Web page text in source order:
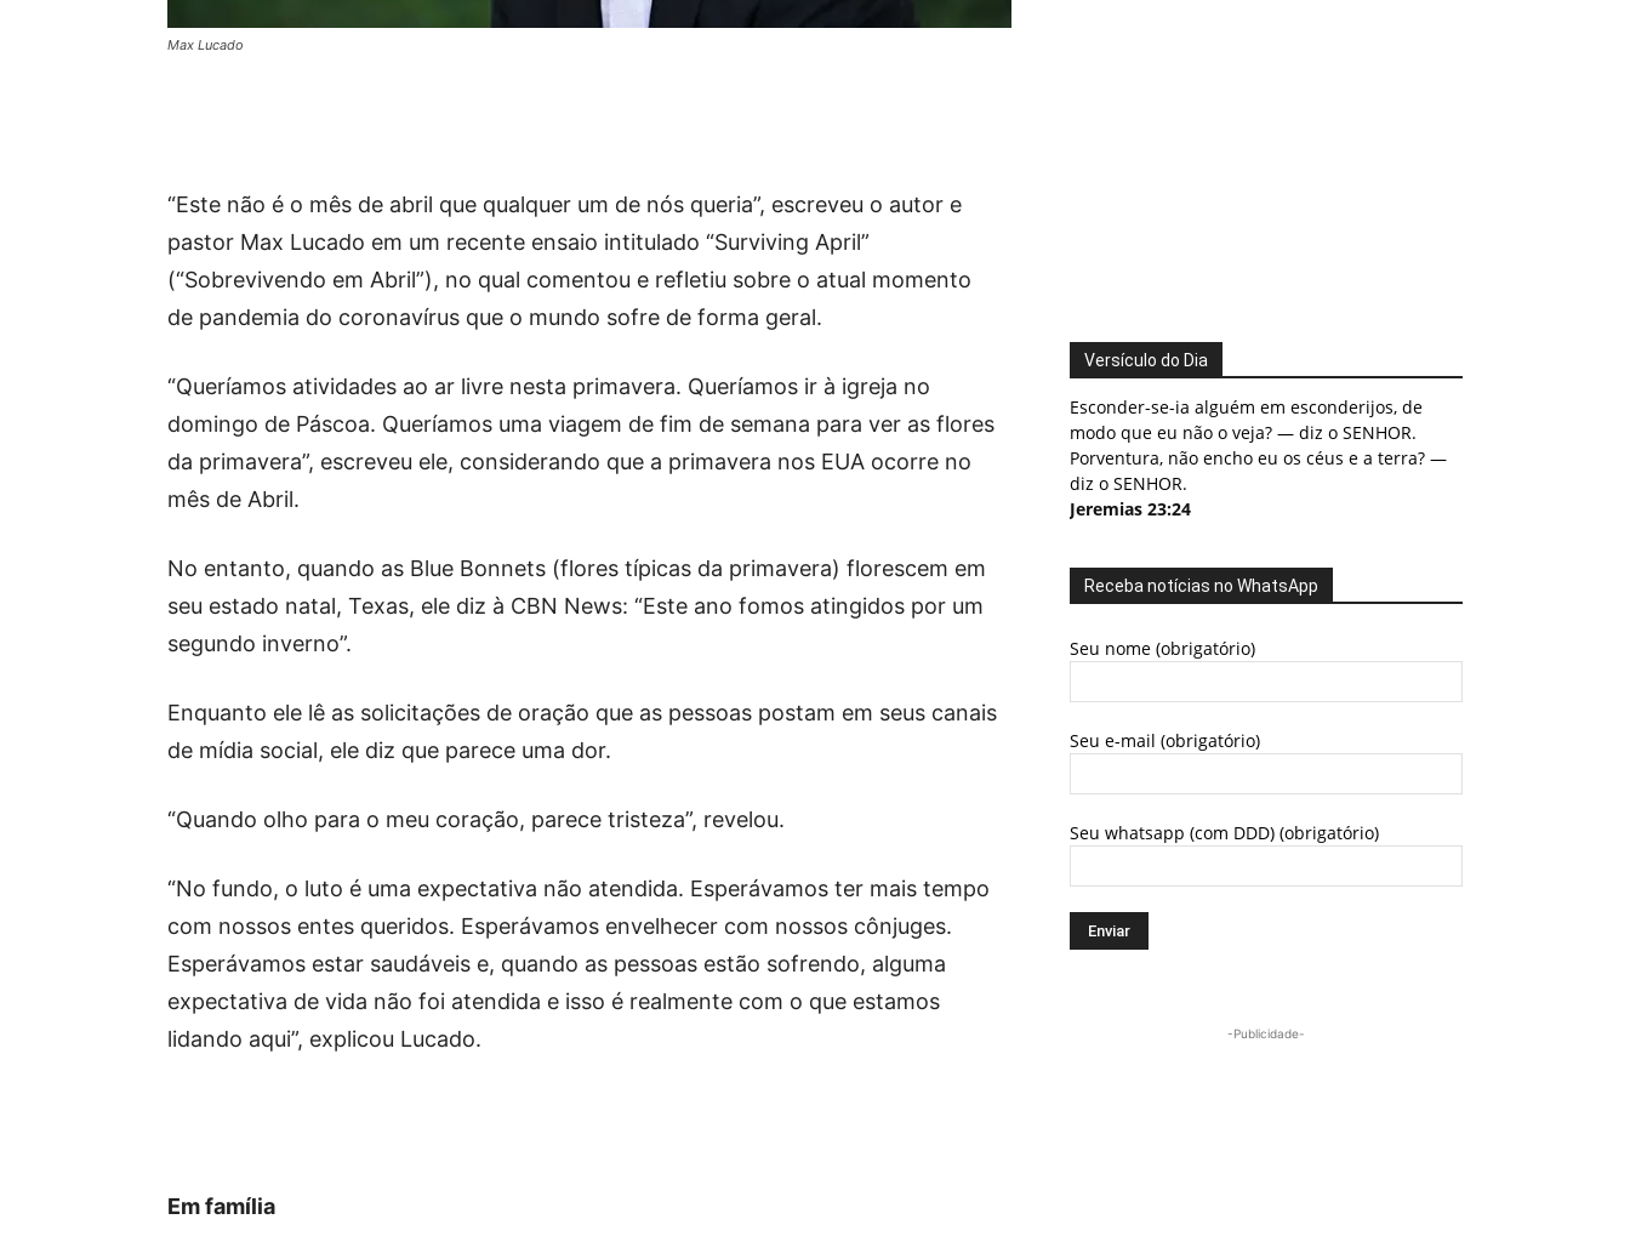
Max Lucado
“Este não é o mês de abril que qualquer um de nós queria”, escreveu o autor e
pastor Max Lucado em um recente ensaio intitulado “Surviving April”
(“Sobrevivendo em Abril”), no qual comentou e refletiu sobre o atual momento
de pandemia do coronavírus que o mundo sofre de forma geral.
“Queríamos atividades ao ar livre nesta primavera. Queríamos ir à igreja no
domingo de Páscoa. Queríamos uma viagem de fim de semana para ver as flores
da primavera”, escreveu ele, considerando que a primavera nos EUA ocorre no
mês de Abril.
No entanto, quando as Blue Bonnets (flores típicas da primavera) florescem em
seu estado natal, Texas, ele diz à CBN News: “Este ano fomos atingidos por um
segundo inverno”.
Enquanto ele lê as solicitações de oração que as pessoas postam em seus canais
de mídia social, ele diz que parece uma dor.
“Quando olho para o meu coração, parece tristeza”, revelou.
“No fundo, o luto é uma expectativa não atendida. Esperávamos ter mais tempo
com nossos entes queridos. Esperávamos envelhecer com nossos cônjuges.
Esperávamos estar saudáveis ​​e, quando as pessoas estão sofrendo, alguma
expectativa de vida não foi atendida e isso é realmente com o que estamos
lidando aqui”, explicou Lucado.
Em família
Versículo do Dia
Esconder-se-ia alguém em esconderijos, de
modo que eu não o veja? — diz o SENHOR.
Porventura, não encho eu os céus e a terra? —
diz o SENHOR.
Jeremias 23:24
Receba notícias no WhatsApp
Seu nome (obrigatório)
Seu e-mail (obrigatório)
Seu whatsapp (com DDD) (obrigatório)
-Publicidade-